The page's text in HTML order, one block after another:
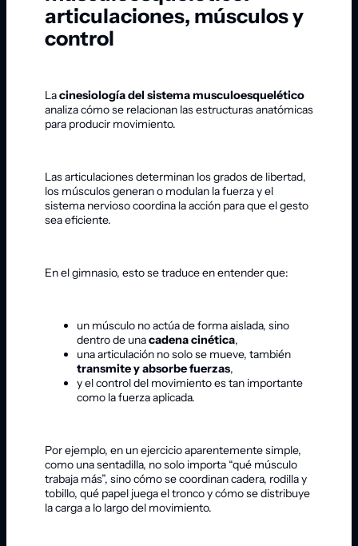
articulaciones, músculos y
control
Lacinesiología del sistema musculoesquelético
analiza cómo se relacionan las estructuras anatómicas
para producir movimiento.
Las articulaciones determinan los grados de libertad,
los músculos generan o modulan la fuerza y el
sistema nervioso coordina la acción para que el gesto
sea eficiente.
En el gimnasio, esto se traduce en entender que:
un músculo no actúa de forma aislada, sino
dentro de unacadena cinética,
una articulación no solo se mueve, también
transmite y absorbe fuerzas,
y el control del movimiento es tan importante
como la fuerza aplicada.
Por ejemplo, en un ejercicio aparentemente simple,
como una sentadilla, no solo importa “qué músculo
trabaja más”, sino cómo se coordinan cadera, rodilla y
tobillo, qué papel juega el tronco y cómo se distribuye
la carga a lo largo del movimiento.